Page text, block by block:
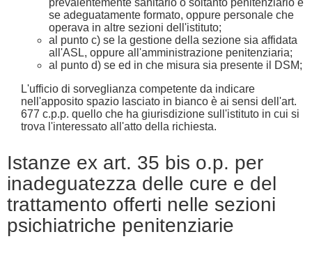
prevalentemente sanitario o soltanto penitenziario e
se adeguatamente formato, oppure personale che
operava in altre sezioni dell'istituto;
al punto c) se la gestione della sezione sia affidata
all'ASL, oppure all'amministrazione penitenziaria;
al punto d) se ed in che misura sia presente il DSM;
L'ufficio di sorveglianza competente da indicare
nell'apposito spazio lasciato in bianco è ai sensi dell'art.
677 c.p.p. quello che ha giurisdizione sull'istituto in cui si
trova l'interessato all'atto della richiesta.
Istanze ex art. 35 bis o.p. per
inadeguatezza delle cure e del
trattamento offerti nelle sezioni
psichiatriche penitenziarie